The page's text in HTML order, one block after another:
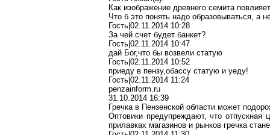
Как изображение древнего семита
Что б это понять надо образовываться, а
Гость|02.11.2014 10:28
За чей счет будет банкет?
Гость|02.11.2014 10:47
дай Бог,что бы возвели статую
Гость|02.11.2014 10:52
приеду в пензу,обассу статую и уеду!
Гость|02.11.2014 11:24
penzainform.ru
31.10.2014 16:39
Гречка в Пензенской области может
Оптовики предупреждают, что отпускная
прилавках магазинов и рынков гречка